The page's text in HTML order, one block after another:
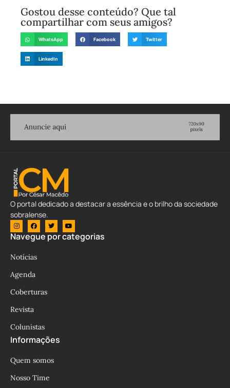
Gostou desse conteúdo? Que tal
compartilhar com seus amigos?
WhatsApp Facebook Twitter
LinkedIn
O portal dedicado a destacar a essência e o brilho da sociedade
sobralense.
Navegue por categorias
Notícias
Agenda
Coberturas
Revista
Colunistas
Informações
Quem somos
Nosso Time